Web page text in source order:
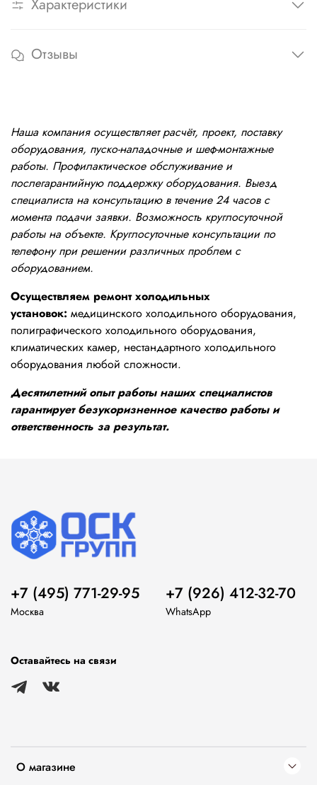
Характеристики
Отзывы
Наша компания осуществляет расчёт, проект, поставку
оборудования, пуско-наладочные и шеф-монтажные
работы. Профилактическое обслуживание и
послегарантийную поддержку оборудования. Выезд
специалиста на консультацию в течение 24 часов с
момента подачи заявки. Возможность круглосуточной
работы на объекте. Круглосуточные консультации по
телефону при решении различных проблем с
оборудованием.
Осуществляем ремонт холодильных
установок: медицинского холодильного оборудования,
полиграфического холодильного оборудования,
климатических камер, нестандартного холодильного
оборудования любой сложности.
Десятилетний опыт работы наших специалистов
гарантирует безукоризненное качество работы и
ответственность за результат.
О магазине
+7 (495) 771-29-95
Москва
+7 (926) 412-32-70
WhatsApp
Оставайтесь на связи